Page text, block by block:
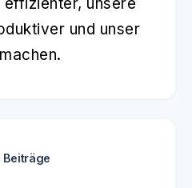
und unser
Beiträge